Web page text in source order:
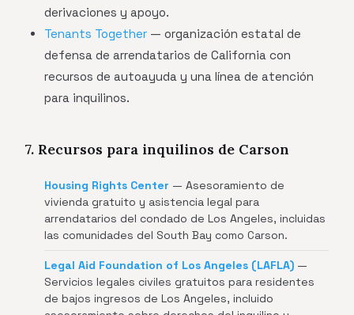
derivaciones y apoyo.
Tenants Together — organización estatal de
defensa de arrendatarios de California con
recursos de autoayuda y una línea de atención
para inquilinos.
7. Recursos para inquilinos de Carson
Housing Rights Center — Asesoramiento de
vivienda gratuito y asistencia legal para
arrendatarios del condado de Los Angeles, incluidas
las comunidades del South Bay como Carson.
Legal Aid Foundation of Los Angeles (LAFLA) —
Servicios legales civiles gratuitos para residentes
de bajos ingresos de Los Angeles, incluido